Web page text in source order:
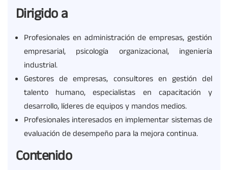
Dirigido a
Profesionales en administración de empresas, gestión
empresarial, psicología organizacional, ingeniería
industrial.
Gestores de empresas, consultores en gestión del
talento humano, especialistas en capacitación y
desarrollo, líderes de equipos y mandos medios.
Profesionales interesados en implementar sistemas de
evaluación de desempeño para la mejora continua.
Contenido